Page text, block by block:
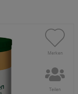
Merken
Teilen